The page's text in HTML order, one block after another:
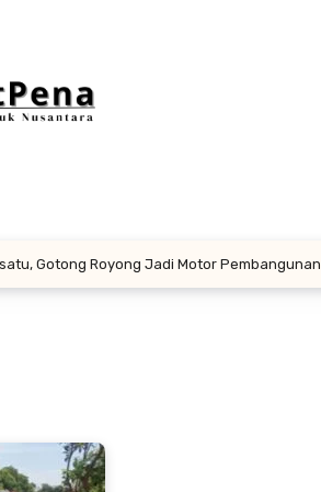
Gotong Royong Jadi Motor Pembangunan